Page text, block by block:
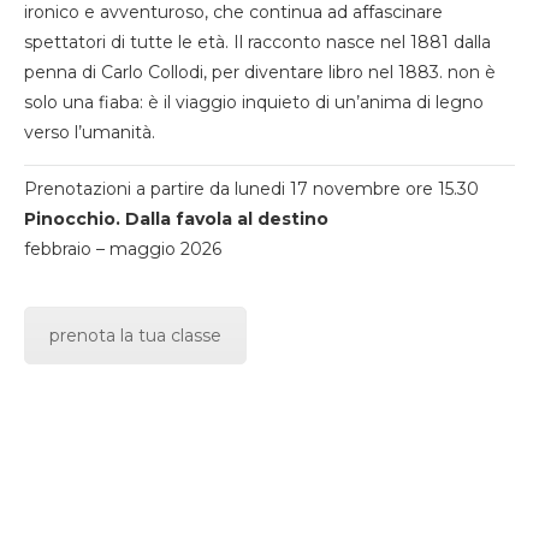
ironico e avventuroso, che continua ad affascinare
spettatori di tutte le età. Il racconto nasce nel 1881 dalla
penna di Carlo Collodi, per diventare libro nel 1883. non è
solo una fiaba: è il viaggio inquieto di un’anima di legno
verso l’umanità.
Prenotazioni a partire da lunedi 17 novembre ore 15.30
Pinocchio. Dalla favola al destino
febbraio – maggio 2026
prenota la tua classe